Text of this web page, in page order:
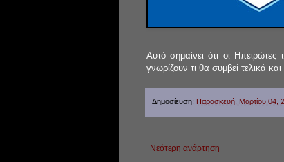
Αυτό σημαίνει ότι οι
γνωρίζουν τι θα συμβεί τελικά
Δημοσίευση: Παρασκευή, Μαρτίου 04,
Νεότερη ανάρτηση